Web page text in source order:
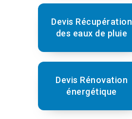
Devis Récupération
des eaux de pluie
Devis Rénovation
énergétique